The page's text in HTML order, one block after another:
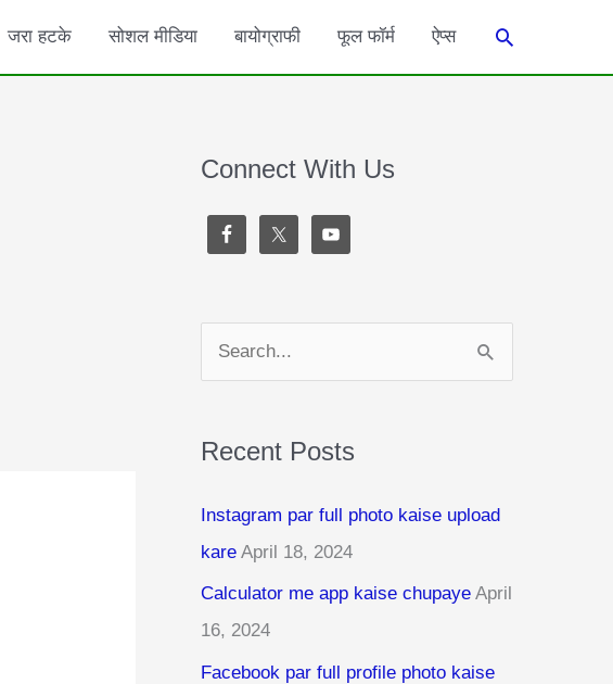
जरा हटके सोशल मीडिया बायोग्राफी फूल फॉर्म ऐप्स Search
Connect With Us
e
r
h
f
o
r
:
Recent Posts
Instagram par full photo kaise upload
kare April 18, 2024
Calculator me app kaise chupaye April
16, 2024
Facebook par full profile photo kaise